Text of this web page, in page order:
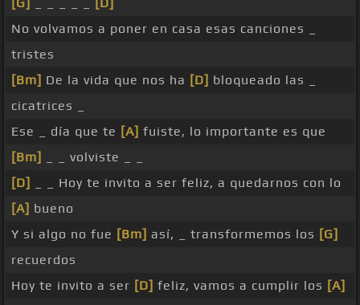
No volvamos a poner en casa esas canciones _
tristes
[Bm] De la vida que nos ha [D] bloqueado las _
cicatrices _
Ese _ día que te [A] fuiste, lo importante es que
[Bm]
_ _ volviste _ _
[D]
_ _ Hoy te invito a ser feliz, a quedarnos con lo
[A] bueno
Y si algo no fue [Bm] así, _ transformemos los [G]
recuerdos
Hoy te invito a ser [D] feliz, vamos a cumplir los [A]